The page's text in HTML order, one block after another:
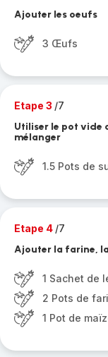
Ajouter les oeufs
3 Œufs
Etape 3 /7
Utiliser le pot vide
mélanger
1.5 Pots de
Etape 4 /7
Ajouter la farine,
1 Sachet de
2 Pots de
1 Pot de